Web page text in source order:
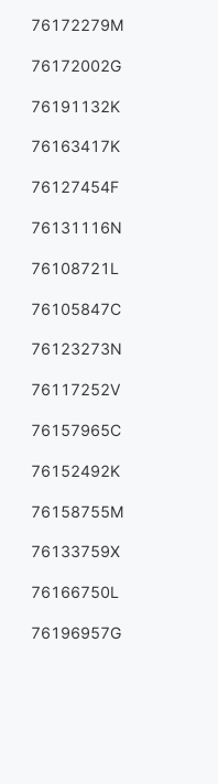
76172279M
76172002G
76191132K
76163417K
76127454F
76131116N
76108721L
76105847C
76123273N
76117252V
76157965C
76152492K
76158755M
76133759X
76166750L
76196957G